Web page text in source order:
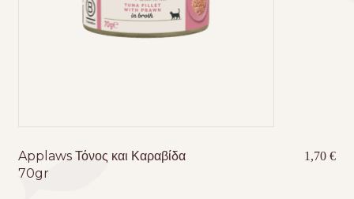
Applaws Τόνος και Καραβίδα
70gr
1,70€